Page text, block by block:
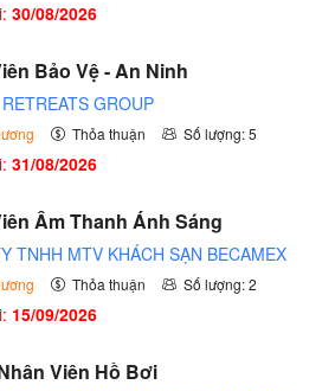
30/08/2026
Bảo Vệ - An Ninh
GROUP
Thỏa thuận Số lượng: 5
31/08/2026
Âm Thanh Ánh Sáng
TNHH MTV KHÁCH SẠN BECAMEX
Thỏa thuận Số lượng: 2
15/09/2026
Viên Hồ Bơi